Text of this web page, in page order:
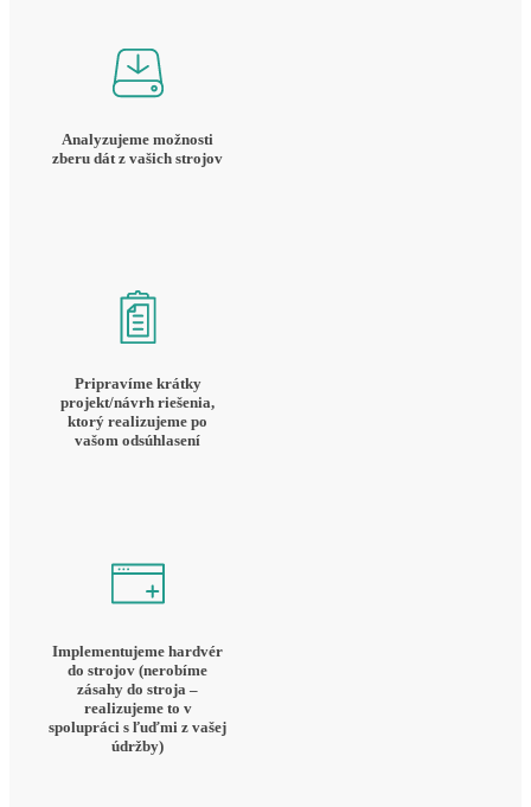
Analyzujeme možnosti
zberu dát z vašich strojov
Pripravíme krátky
projekt/návrh riešenia,
ktorý realizujeme po
vašom odsúhlasení
Implementujeme hardvér
do strojov (nerobíme
zásahy do stroja –
realizujeme to v
spolupráci s ľuďmi z vašej
údržby)